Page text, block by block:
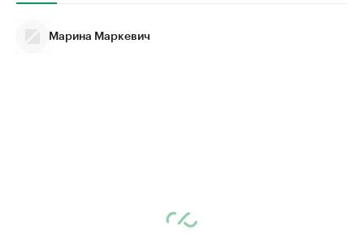
Марина Маркевич